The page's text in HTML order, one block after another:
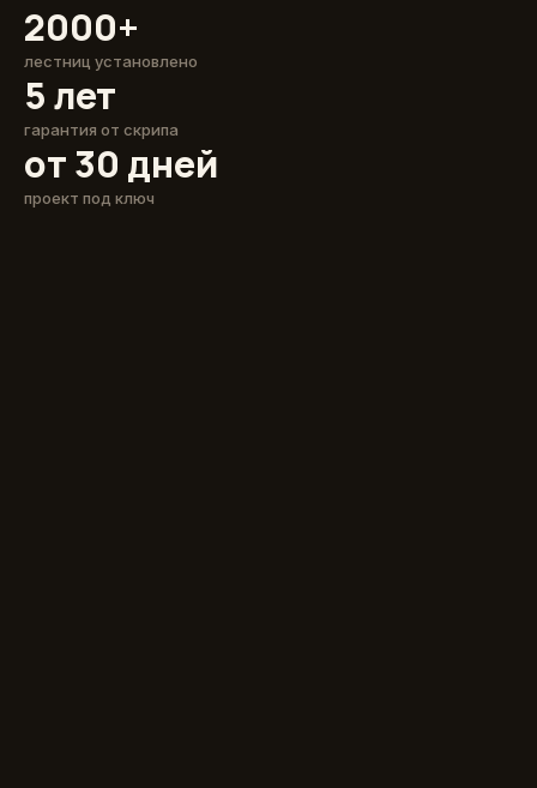
2000+
лестниц установлено
5 лет
гарантия от скрипа
от 30 дней
проект под ключ